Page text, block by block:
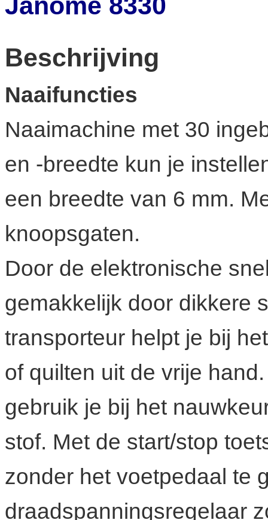
Beschrijving
Naaifuncties
Naaimachine met 30
en -breedte kun je
een breedte van 6 mm.
knoopsgaten.
Door de elektronische
gemakkelijk door dikkere
transporteur helpt je bij
of quilten uit de vrije
gebruik je bij het
stof. Met de start/stop
zonder het voetpedaal te
draadspanningsregelaar